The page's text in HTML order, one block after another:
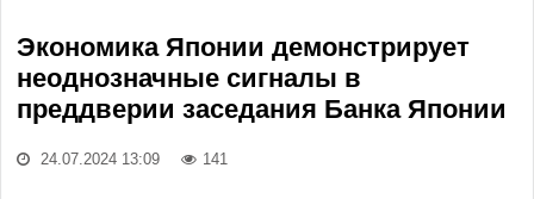
Экономика Японии демонстрирует
неоднозначные сигналы в
преддверии заседания Банка Японии
24.07.2024 13:09 141